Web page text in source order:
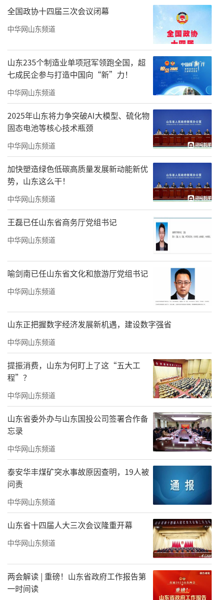
全国政协十四届三次会议闭幕
中华网山东频道
山东235个制造业单项冠军领跑全国，超
七成民企参与打造中国向“新”力！
中华网山东频道
2025年山东将力争突破AI大模型、硫化物
固态电池等核心技术瓶颈
中华网山东频道
加快塑造绿色低碳高质量发展新动能新优
势，山东这么干！
中华网山东频道
王磊已任山东省商务厅党组书记
中华网山东频道
喻剑南已任山东省文化和旅游厅党组书记
中华网山东频道
山东正把握数字经济发展新机遇，建设数字强省
中华网山东频道
提振消费，山东为何盯上了这“五大工
程”？
中华网山东频道
山东省委外办与山东国投公司签署合作备
忘录
中华网山东频道
泰安华丰煤矿突水事故原因查明，19人被
问责
中华网山东频道
山东省十四届人大三次会议隆重开幕
中华网山东频道
两会解读 | 重磅！山东省政府工作报告第
一时间读